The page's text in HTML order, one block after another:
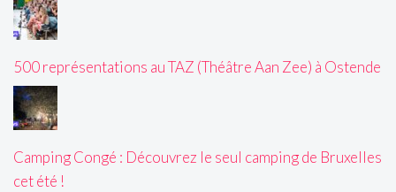
500 représentations au TAZ (Théâtre Aan Zee) à Ostende
Camping Congé : Découvrez le seul camping de Bruxelles
cet été !